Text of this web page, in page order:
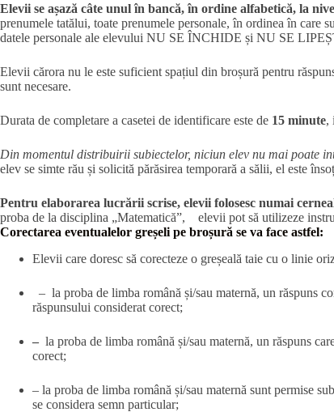
Elevii se așază câte unul în bancă, în ordine alfabetică, la
prenumele tatălui, toate prenumele personale, în ordinea în
datele personale ale elevului NU SE ÎNCHIDE și NU SE
Elevii cărora nu le este suficient spațiul din broșură pentru
sunt necesare.
Durata de completare a casetei de identificare este de 15 minute,
Din momentul distribuirii subiectelor, niciun elev nu mai poate
elev se simte rău și solicită părăsirea temporară a sălii, el este
Pentru elaborarea lucrării scrise, elevii folosesc numai
proba de la disciplina „Matematică”, elevii pot să utilizeze
Corectarea eventualelor greșeli pe broșură se va face astfel:
Elevii care doresc să corecteze o greșeală taie cu o linie
– la proba de limba română și/sau maternă, un răspuns
răspunsului considerat corect;
– la proba de limba română și/sau maternă, un răspuns
corect;
– la proba de limba română și/sau maternă sunt permise
se considera semn particular;